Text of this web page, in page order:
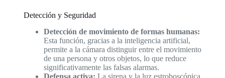
Detección y Seguridad
Detección de movimiento de formas humanas:
Esta función, gracias a la inteligencia artificial,
permite a la cámara distinguir entre el movimiento
de una persona y otros objetos, lo que reduce
significativamente las falsas alarmas.
Defensa activa: La sirena y la luz estroboscópica